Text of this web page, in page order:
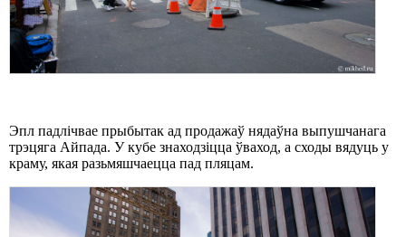
Эпл падлічвае прыбытак ад продажаў нядаўна выпушчанага
трэцяга Айпада. У кубе знаходзіцца ўваход, а сходы вядуць у
краму, якая разьмяшчаецца пад пляцам.